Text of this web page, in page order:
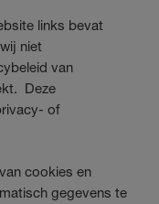
links bevat
niet
van
Deze
of
cookies en
gegevens te